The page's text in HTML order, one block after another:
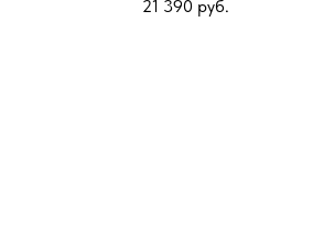
21 390 руб.